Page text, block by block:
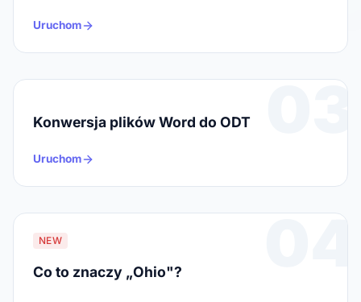
Uruchom
03
Konwersja plików Word do ODT
Uruchom
04
NEW
Co to znaczy „Ohio"?